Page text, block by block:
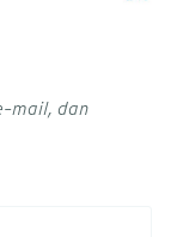
mail, dan